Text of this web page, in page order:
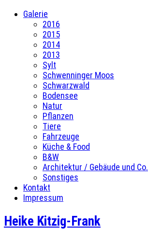
Galerie
2016
2015
2014
2013
Sylt
Schwenninger Moos
Schwarzwald
Bodensee
Natur
Pflanzen
Tiere
Fahrzeuge
Küche & Food
B&W
Architektur / Gebäude und Co.
Sonstiges
Kontakt
Impressum
Heike Kitzig-Frank